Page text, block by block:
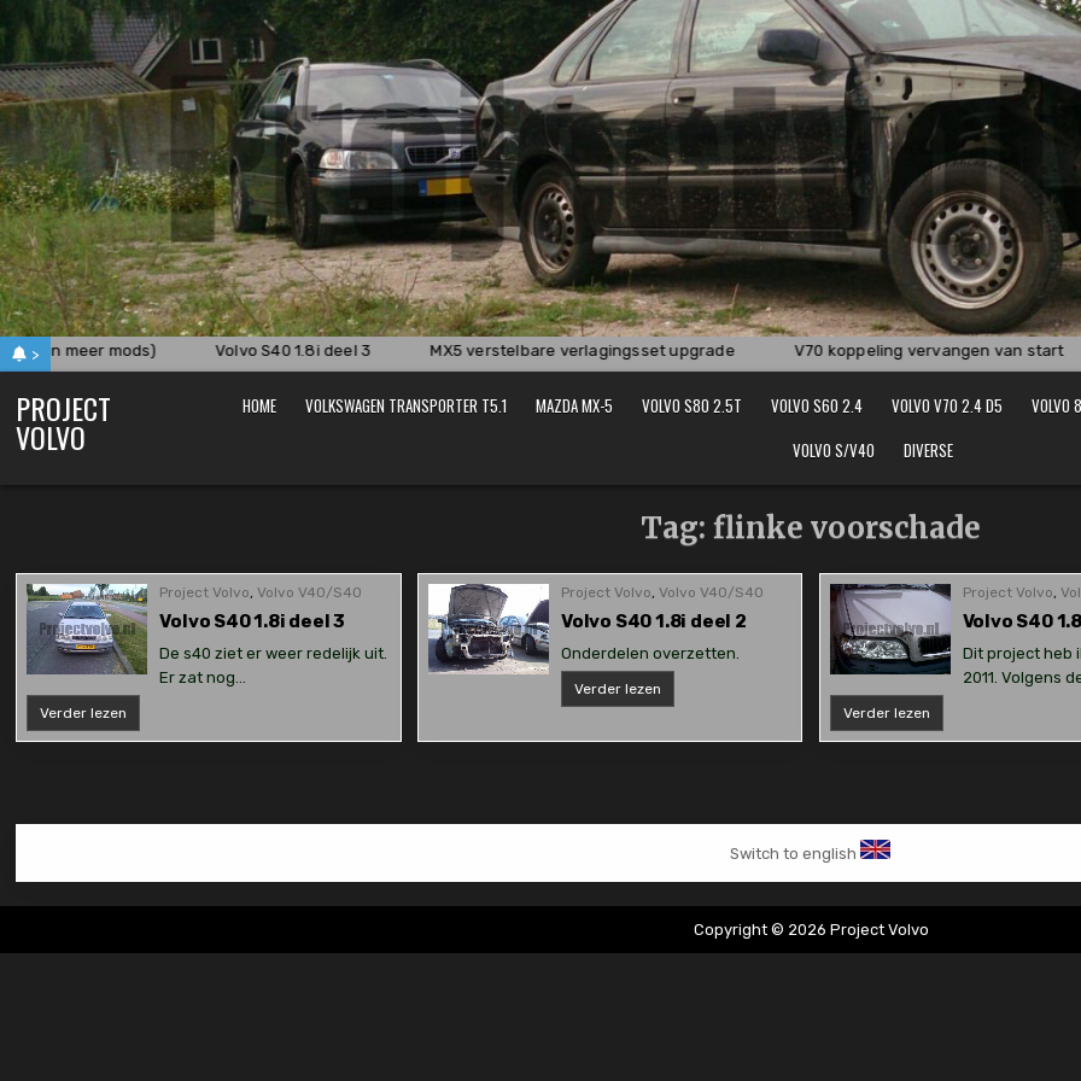
to
content
>
(en meer mods) Volvo S40 1.8i deel 3 MX5 verstelbare verlagingsset upgrade V70 koppeling vervangen van start
PROJECT
VOLVO
HOME VOLKSWAGEN TRANSPORTER T5.1 MAZDA MX-5 VOLVO S80 2.5T VOLVO S60 2.4 VOLVO V70 2.4 D5
VOLVO S/V40
DIVERSE
Tag: flinke voorschade
Project Volvo,Volvo V40/S40
Volvo S40 1.8i deel 3
De s40 ziet er weer redelijk uit.
Er zat nog…
Verder lezen
S40
1.8i
Project Volvo, Volvo V40/S40
Volvo S40 1.8i deel 2
Onderdelen overzetten.
Verder lezenVolvo
S40
2
Project Volvo,
Volvo S40
Dit project heb
2011. Volgens
Verder lezenVolvo
S40
1.8i
Switch to english
Copyright © 2026 Project Volvo